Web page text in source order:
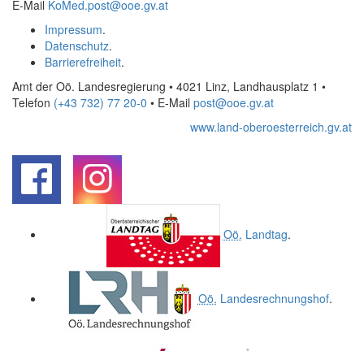
E-Mail KoMed.post@ooe.gv.at
Impressum.
Datenschutz.
Barrierefreiheit.
Amt der Oö. Landesregierung • 4021 Linz, Landhausplatz 1 •
Telefon (+43 732) 77 20-0 • E-Mail post@ooe.gv.at
www.land-oberoesterreich.gv.at
Oö. Landtag.
Oö. Landesrechnungshof.